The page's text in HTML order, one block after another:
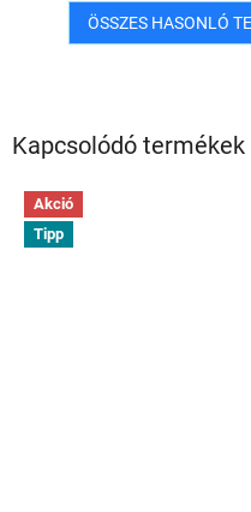
Kapcsolódó termékek
Akció
Tipp
ÖSSZES HASONLÓ